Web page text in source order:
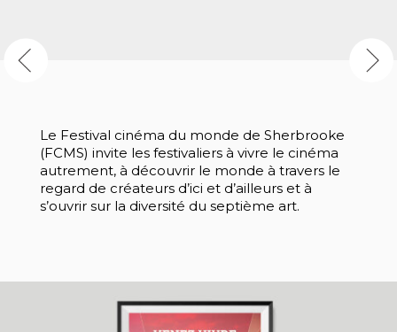
Le Festival cinéma du monde de Sherbrooke
(FCMS) invite les festivaliers à vivre le cinéma
autrement, à découvrir le monde à travers le
regard de créateurs d’ici et d’ailleurs et à
s’ouvrir sur la diversité du septième art.